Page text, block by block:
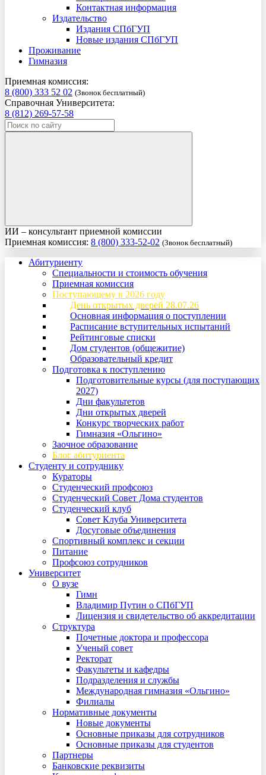
Контактная информация
Издательство
Издания СПбГУП
Новые издания СПбГУП
Проживание
Гимназия
Приемная комиссия:
8 (800) 333 52 02 (Звонок бесплатный)
Справочная Университета:
8 (812) 269-57-58
ИИ – консультант приемной комиссии
Приемная комиссия: 8 (800) 333-52-02 (Звонок бесплатный)
Абитуриенту
Специальности и стоимость обучения
Приемная комиссия
Поступающему в 2026 году
День открытых дверей 28.07.26
Основная информация о поступлении
Расписание вступительных испытаний
Рейтинговые списки
Дом студентов (общежитие)
Образовательный кредит
Подготовка к поступлению
Подготовительные курсы (для поступающих
2027)
Дни факультетов
Дни открытых дверей
Конкурс творческих работ
Гимназия «Ольгино»
Заочное образование
Блог абитуриента
Студенту и сотруднику
Кураторы
Студенческий профсоюз
Студенческий Совет Дома студентов
Студенческий клуб
Совет Клуба Университета
Досуговые объединения
Спортивный комплекс и секции
Питание
Профсоюз сотрудников
Университет
О вузе
Гимн
Владимир Путин о СПбГУП
Лицензия и свидетельство об аккредитации
Структура
Почетные доктора и профессора
Ученый совет
Ректорат
Факультеты и кафедры
Подразделения и службы
Международная гимназия «Ольгино»
Филиалы
Нормативные документы
Новые документы
Основные приказы для сотрудников
Основные приказы для студентов
Партнеры
Банковские реквизиты